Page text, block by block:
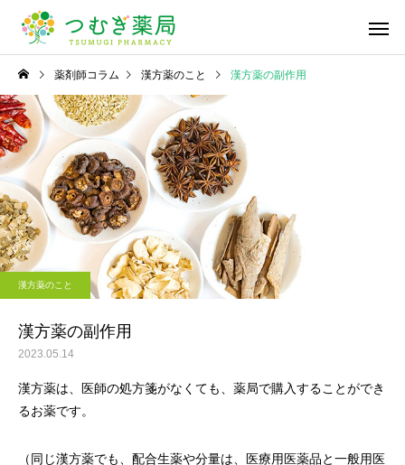
かかりつけ薬局・薬剤
漢方薬のこと
深掘り漢方！「桂枝湯」
漢方薬のこと
桜の季節ですね🌸
薬剤師コラム 漢方薬のこと 漢方薬の副作用
漢方薬のこと
漢方薬の副作用
2023.05.14
漢方薬は、医師の処方箋がなくても、薬局で購入することができ
るお薬です。
（同じ漢方薬でも、配合生薬や分量は、医療用医薬品と一般用医